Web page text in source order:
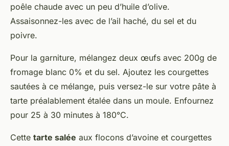
poêle chaude avec un peu d’huile d’olive.
Assaisonnez-les avec de l’ail haché, du sel et du
poivre.
Pour la garniture, mélangez deux œufs avec 200g de
fromage blanc 0% et du sel. Ajoutez les courgettes
sautées à ce mélange, puis versez-le sur votre pâte à
tarte préalablement étalée dans un moule. Enfournez
pour 25 à 30 minutes à 180°C.
Cette tarte salée aux flocons d’avoine et courgettes